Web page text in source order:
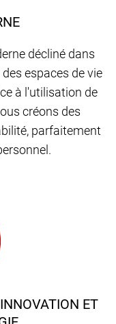
décliné dans
espaces de vie
à l'utilisation de
créons des
parfaitement
ET